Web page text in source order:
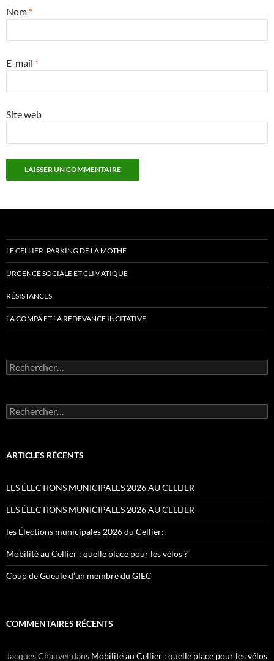
Nom *
E-mail *
Site web
LE CELLIER: PARKING DE LA MOTHE
URGENCE SOCIALE ET CLIMATIQUE
RÉSISTANCES
LA COMPA ET LA REDEVANCE INCITATIVE
Rechercher :
Rechercher :
ARTICLES RÉCENTS
LES ÉLECTIONS MUNICIPALES 2026 AU CELLIER
LES ÉLECTIONS MUNICIPALES 2026 AU CELLIER
les Élections municipales 2026 du Cellier:
Mobilité au Cellier : quelle place pour les vélos ?
Coup de Gueule d’un membre du GIEC
COMMENTAIRES RÉCENTS
Jacques Chauvetdans Mobilité au Cellier : quelle place pour les vélos